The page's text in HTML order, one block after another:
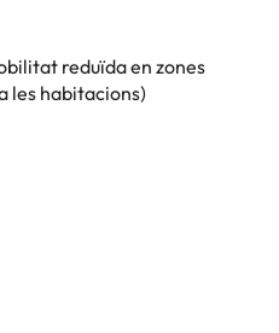
reduïda en zones
les habitacions)